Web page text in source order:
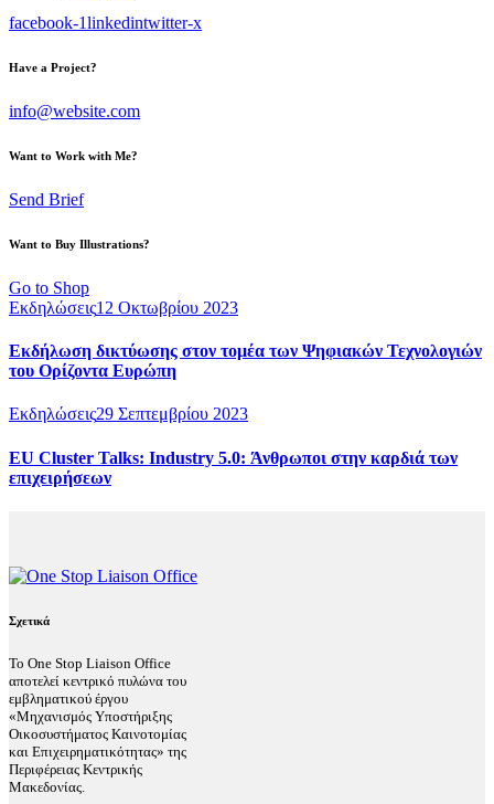
facebook-1linkedintwitter-x
Have a Project?
info@website.com
Want to Work with Me?
Send Brief
Want to Buy Illustrations?
Go to Shop
Εκδηλώσεις12 Οκτωβρίου 2023
Εκδήλωση δικτύωσης στον τομέα των Ψηφιακών Τεχνολογιών
του Ορίζοντα Ευρώπη
Εκδηλώσεις29 Σεπτεμβρίου 2023
EU Cluster Talks: Industry 5.0: Άνθρωποι στην καρδιά των
επιχειρήσεων
Σχετικά
Το One Stop Liaison Office
αποτελεί κεντρικό πυλώνα του
εμβληματικού έργου
«Μηχανισμός Υποστήριξης
Οικοσυστήματος Καινοτομίας
και Επιχειρηματικότητας» της
Περιφέρειας Κεντρικής
Μακεδονίας.